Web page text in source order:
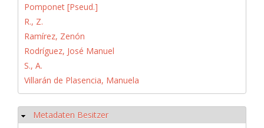
Pomponet [Pseud.]
R., Z.
Ramírez, Zenón
Rodríguez, José Manuel
S., A.
Villarán de Plasencia, Manuela
Hide
Metadaten Besitzer